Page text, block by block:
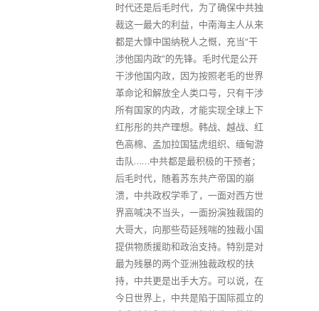
时代还是后毛时代，为了确保中共独
裁这一最大的利益，中南海主人从来
都是大慷中国纳税人之慨，充当“干
涉他国内政”的先锋。毛时代是公开
干涉他国内政，因为按照老毛的世界
革命论和解放全人类口号，只有干涉
所有国家的内政，才能实现全球上下
红彤彤的共产理想。韩战、越战、红
色高棉、孟加拉国猛虎组织、缅甸游
击队……中共都是最积极的干预者；
后毛时代，随着苏东共产帝国的崩
溃，中共政权学乖了，一面对西方世
界高喊决不当头，一面扮演独裁国的
大哥大，向那些苟延残喘的独裁小国
提供物质援助和政治支持。特别是对
最为残暴的两个亚洲独裁政权的扶
持，中共更是出手大方。可以说，在
今日世界上，中共是陷于国际孤立的